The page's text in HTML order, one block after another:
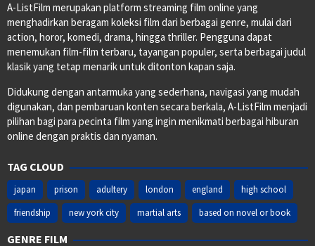
A-ListFilm merupakan platform streaming film online yang
menghadirkan beragam koleksi film dari berbagai genre, mulai dari
action, horor, komedi, drama, hingga thriller. Pengguna dapat
menemukan film-film terbaru, tayangan populer, serta berbagai judul
klasik yang tetap menarik untuk ditonton kapan saja.
Didukung dengan antarmuka yang sederhana, navigasi yang mudah
digunakan, dan pembaruan konten secara berkala, A-ListFilm menjadi
pilihan bagi para pecinta film yang ingin menikmati berbagai hiburan
online dengan praktis dan nyaman.
TAG CLOUD
japan prison adultery london england
high school
friendship
new york city martial arts based on novel or book
GENRE FILM